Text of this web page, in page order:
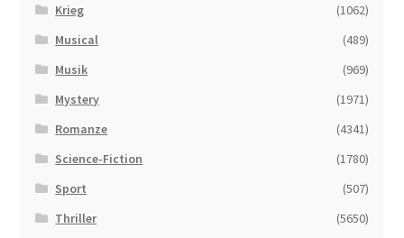
Krieg
(1062)
Musical
(489)
Musik
(969)
Mystery
(1971)
Romanze
(4341)
Science-Fiction
(1780)
Sport
(507)
Thriller
(5650)